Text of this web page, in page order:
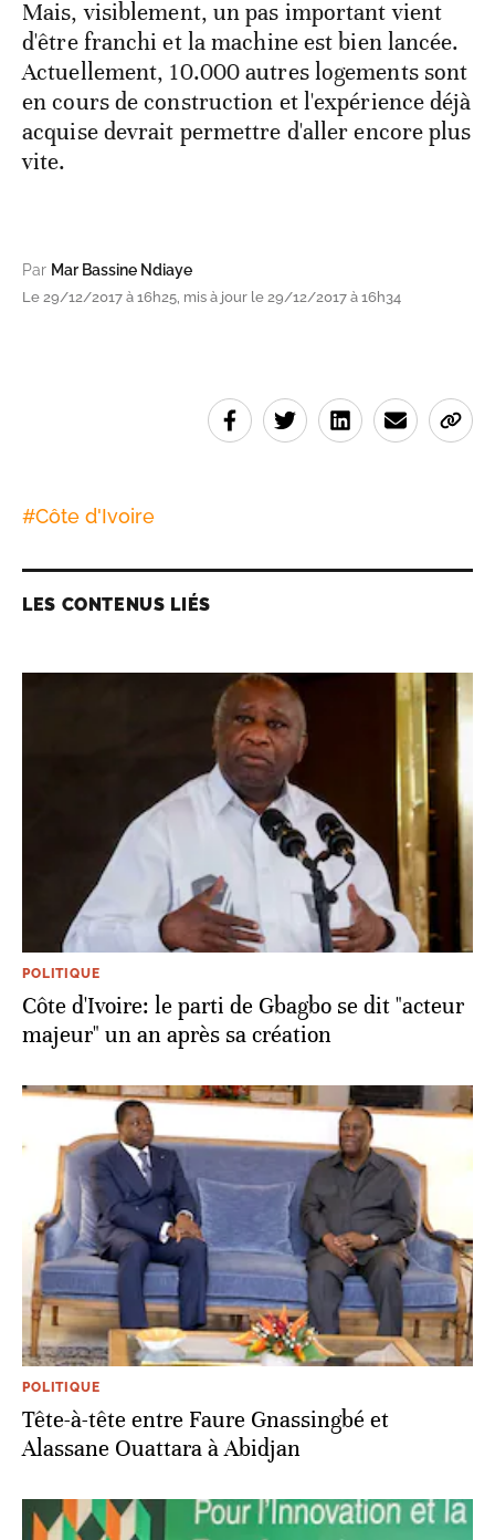
Mais, visiblement, un pas important vient
d'être franchi et la machine est bien lancée.
Actuellement, 10.000 autres logements sont
en cours de construction et l'expérience déjà
acquise devrait permettre d'aller encore plus
vite.
Par Mar Bassine Ndiaye
Le 29/12/2017 à 16h25, mis à jour le 29/12/2017 à 16h34
#Côte d'Ivoire
LES CONTENUS LIÉS
POLITIQUE
Côte d'Ivoire: le parti de Gbagbo se dit "acteur
majeur" un an après sa création
POLITIQUE
Tête-à-tête entre Faure Gnassingbé et
Alassane Ouattara à Abidjan